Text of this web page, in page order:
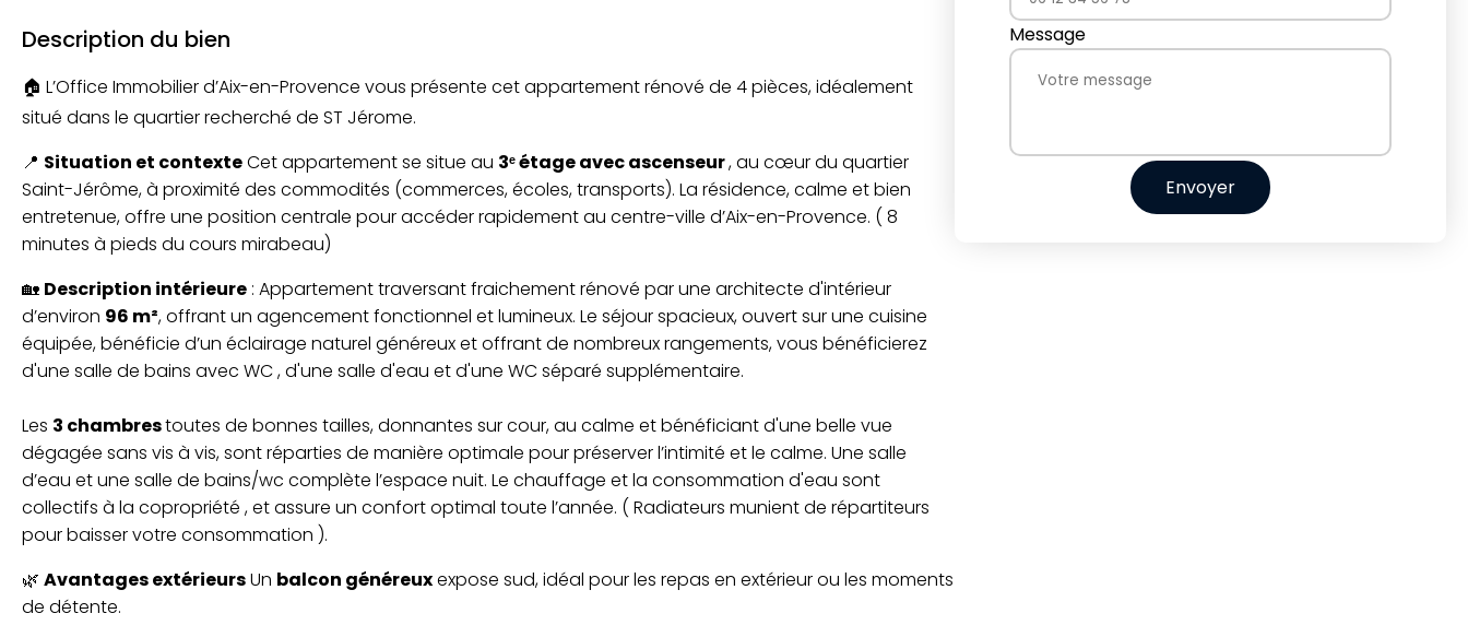
Description du bien
🏠 L’Office Immobilier d’Aix-en-Provence vous présente cet appartement rénové de 4 pièces, idéalement
situé dans le quartier recherché de ST Jérome.
📍 Situation et contexteCet appartement se situe au 3ᵉ étage avec ascenseur, au cœur du quartier
Saint-Jérôme, à proximité des commodités (commerces, écoles, transports). La résidence, calme et bien
entretenue, offre une position centrale pour accéder rapidement au centre-ville d’Aix-en-Provence. ( 8
minutes à pieds du cours mirabeau)
🏡 Description intérieure : Appartement traversant fraichement rénové par une architecte d'intérieur
d’environ 96 m², offrant un agencement fonctionnel et lumineux. Le séjour spacieux, ouvert sur une cuisine
équipée, bénéficie d’un éclairage naturel généreux et offrant de nombreux rangements, vous bénéficierez
d'une salle de bains avec WC , d'une salle d'eau et d'une WC séparé supplémentaire.
Les 3 chambrestoutes de bonnes tailles, donnantes sur cour, au calme et bénéficiant d'une belle vue
dégagée sans vis à vis, sont réparties de manière optimale pour préserver l’intimité et le calme. Une salle
d’eau et une salle de bains/wc complète l’espace nuit. Le chauffage et la consommation d'eau sont
collectifs à la copropriété , et assure un confort optimal toute l’année. ( Radiateurs munient de répartiteurs
pour baisser votre consommation ).
🌿 Avantages extérieursUn balcon généreuxexpose sud, idéal pour les repas en extérieur ou les moments
de détente.
Message
Envoyer